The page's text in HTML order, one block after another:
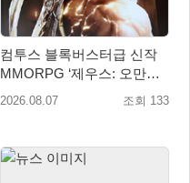
컴투스 블록버스터급 신작
MMORPG ‘제우스: 오만의
신’, 8월 26일 출시!
2026.08.07 조회 133